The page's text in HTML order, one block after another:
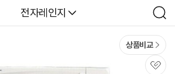
다나와
전자레인지
검
색
상품비교